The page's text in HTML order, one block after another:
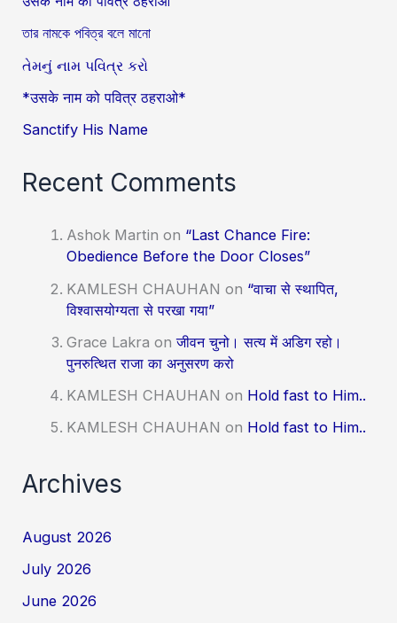
তার নামকে পবিত্র বলে মানো
તેમનું નામ પવિત્ર કરો
*उसके नाम को पवित्र ठहराओ*
Sanctify His Name
Recent Comments
Ashok Martin on “Last Chance Fire:
Obedience Before the Door Closes”
KAMLESH CHAUHAN on “वाचा से स्थापित,
विश्वासयोग्यता से परखा गया”
Grace Lakra onजीवन चुनो। सत्य में अडिग रहो।
पुनरुत्थित राजा का अनुसरण करो
KAMLESH CHAUHAN on Hold fast to Him..
KAMLESH CHAUHAN on Hold fast to Him..
Archives
August 2026
July 2026
June 2026